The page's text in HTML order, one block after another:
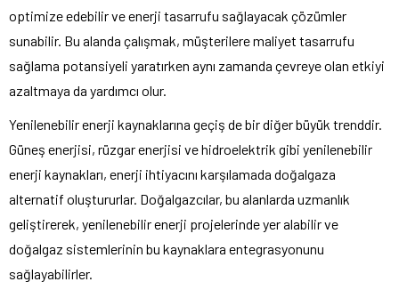
optimize edebilir ve enerji tasarrufu sağlayacak çözümler
sunabilir. Bu alanda çalışmak, müşterilere maliyet tasarrufu
sağlama potansiyeli yaratırken aynı zamanda çevreye olan etkiyi
azaltmaya da yardımcı olur.
Yenilenebilir enerji kaynaklarına geçiş de bir diğer büyük trenddir.
Güneş enerjisi, rüzgar enerjisi ve hidroelektrik gibi yenilenebilir
enerji kaynakları, enerji ihtiyacını karşılamada doğalgaza
alternatif oluştururlar. Doğalgazcılar, bu alanlarda uzmanlık
geliştirerek, yenilenebilir enerji projelerinde yer alabilir ve
doğalgaz sistemlerinin bu kaynaklara entegrasyonunu
sağlayabilirler.